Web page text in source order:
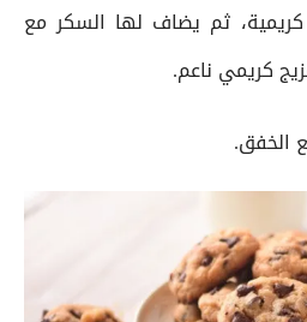
ثم يضاف لها السكر مع
كريمي ناعم.
الخفق.